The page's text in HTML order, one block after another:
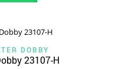
DOBBY
23107-H